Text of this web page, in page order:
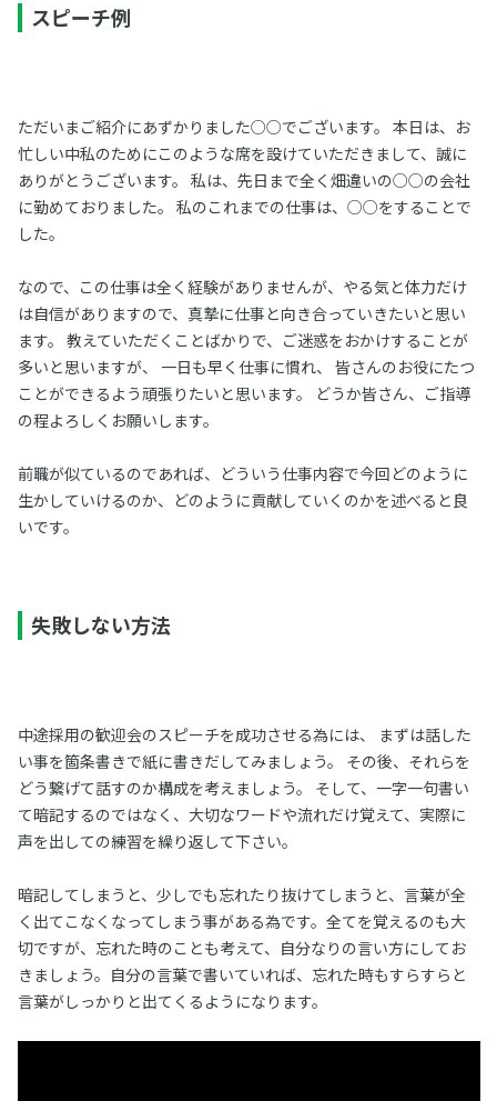
スピーチ例
ただいまご紹介にあずかりました○○でございます。 本日は、お
忙しい中私のためにこのような席を設けていただきまして、誠に
ありがとうございます。 私は、先日まで全く畑違いの○○の会社
に勤めておりました。 私のこれまでの仕事は、○○をすることで
した。
なので、この仕事は全く経験がありませんが、やる気と体力だけ
は自信がありますので、真摯に仕事と向き合っていきたいと思い
ます。 教えていただくことばかりで、ご迷惑をおかけすることが
多いと思いますが、 一日も早く仕事に慣れ、 皆さんのお役にたつ
ことができるよう頑張りたいと思います。 どうか皆さん、ご指導
の程よろしくお願いします。
前職が似ているのであれば、どういう仕事内容で今回どのように
生かしていけるのか、どのように貢献していくのかを述べると良
いです。
失敗しない方法
中途採用の歓迎会のスピーチを成功させる為には、 まずは話した
い事を箇条書きで紙に書きだしてみましょう。 その後、それらを
どう繋げて話すのか構成を考えましょう。 そして、一字一句書い
て暗記するのではなく、大切なワードや流れだけ覚えて、実際に
声を出しての練習を繰り返して下さい。
暗記してしまうと、少しでも忘れたり抜けてしまうと、言葉が全
く出てこなくなってしまう事がある為です。全てを覚えるのも大
切ですが、忘れた時のことも考えて、自分なりの言い方にしてお
きましょう。自分の言葉で書いていれば、忘れた時もすらすらと
言葉がしっかりと出てくるようになります。